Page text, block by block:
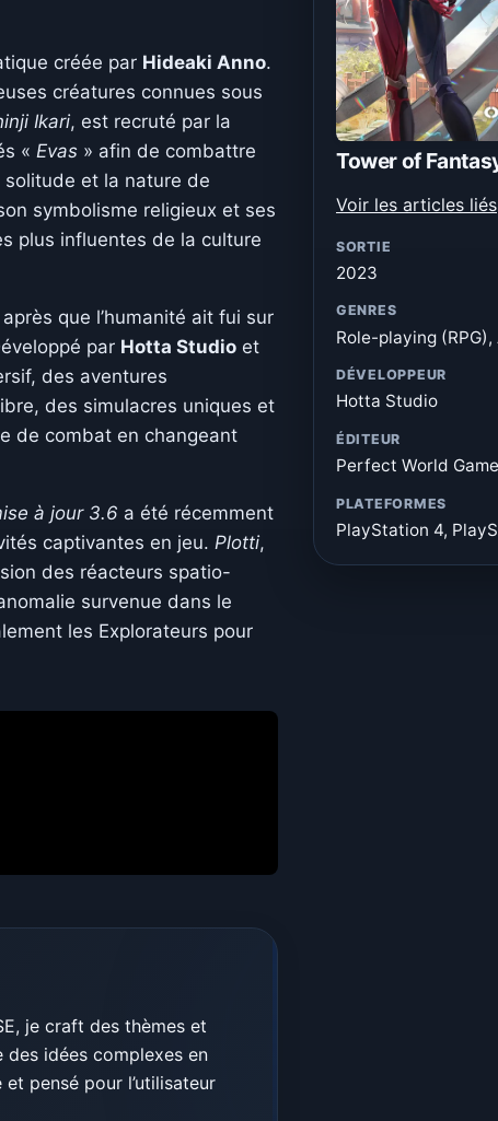
créée par Hideaki Anno.
créatures connues sous
Ikari, est recruté par la
« Evas » afin de combattre
solitude et la nature de
symbolisme religieux et ses
plus influentes de la culture
que l’humanité ait fui sur
par Hotta Studio et
des aventures
des simulacres uniques et
de combat en changeant
à jour 3.6 a été récemment
captivantes en jeu. Plotti,
des réacteurs spatio-
survenue dans le
les Explorateurs pour
je craft des thèmes et
idées complexes en
pensé pour l’utilisateur
Tower of
Voir les articles liés
SORTIE
2023
GENRES
Role-playing
DÉVELOPPEUR
Hotta Studio
ÉDITEUR
Perfect World
PLATEFORMES
PlayStation 4,